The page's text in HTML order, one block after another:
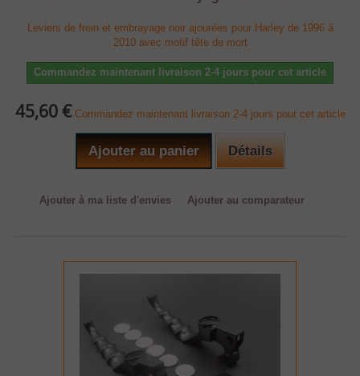
Leviers de frein et embrayage noir ajourées pour Harley de 1996 à
2010 avec motif tête de mort
Commandez maintenant livraison 2-4 jours pour cet article
45,60 € Commandez maintenant livraison 2-4 jours pour cet article
Ajouter au panier Détails
Ajouter à ma liste d'envies Ajouter au comparateur